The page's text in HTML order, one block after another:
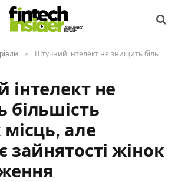
» Штучний інтелект не знищить більшість робочих місць, але загрожує зайнятості жінок – дослідження
не
але
зайнятості жінок